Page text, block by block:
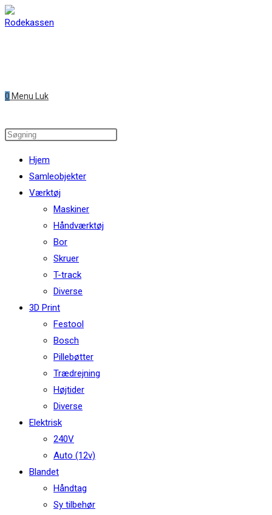
Skip
to
0 Menu Luk
Search
website
Hjem
Samleobjekter
Værktøj
Maskiner
Håndværktøj
Bor
Skruer
T-track
Diverse
3D Print
Festool
Bosch
Pillebøtter
Trædrejning
Højtider
Diverse
Elektrisk
240V
Auto (12v)
Blandet
Håndtag
Sy tilbehør